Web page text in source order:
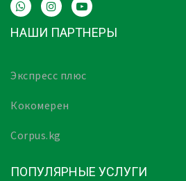
НАШИ ПАРТНЕРЫ
Экспресс плюс
Кокомерен
Corpus.kg
ПОПУЛЯРНЫЕ УСЛУГИ